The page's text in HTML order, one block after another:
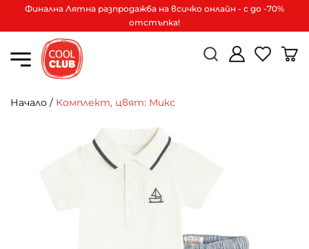
Финална Лятна разпродажба на всичко онлайн - с до -70%
отстъпка!
Начало / Комплект, цвят: Микс